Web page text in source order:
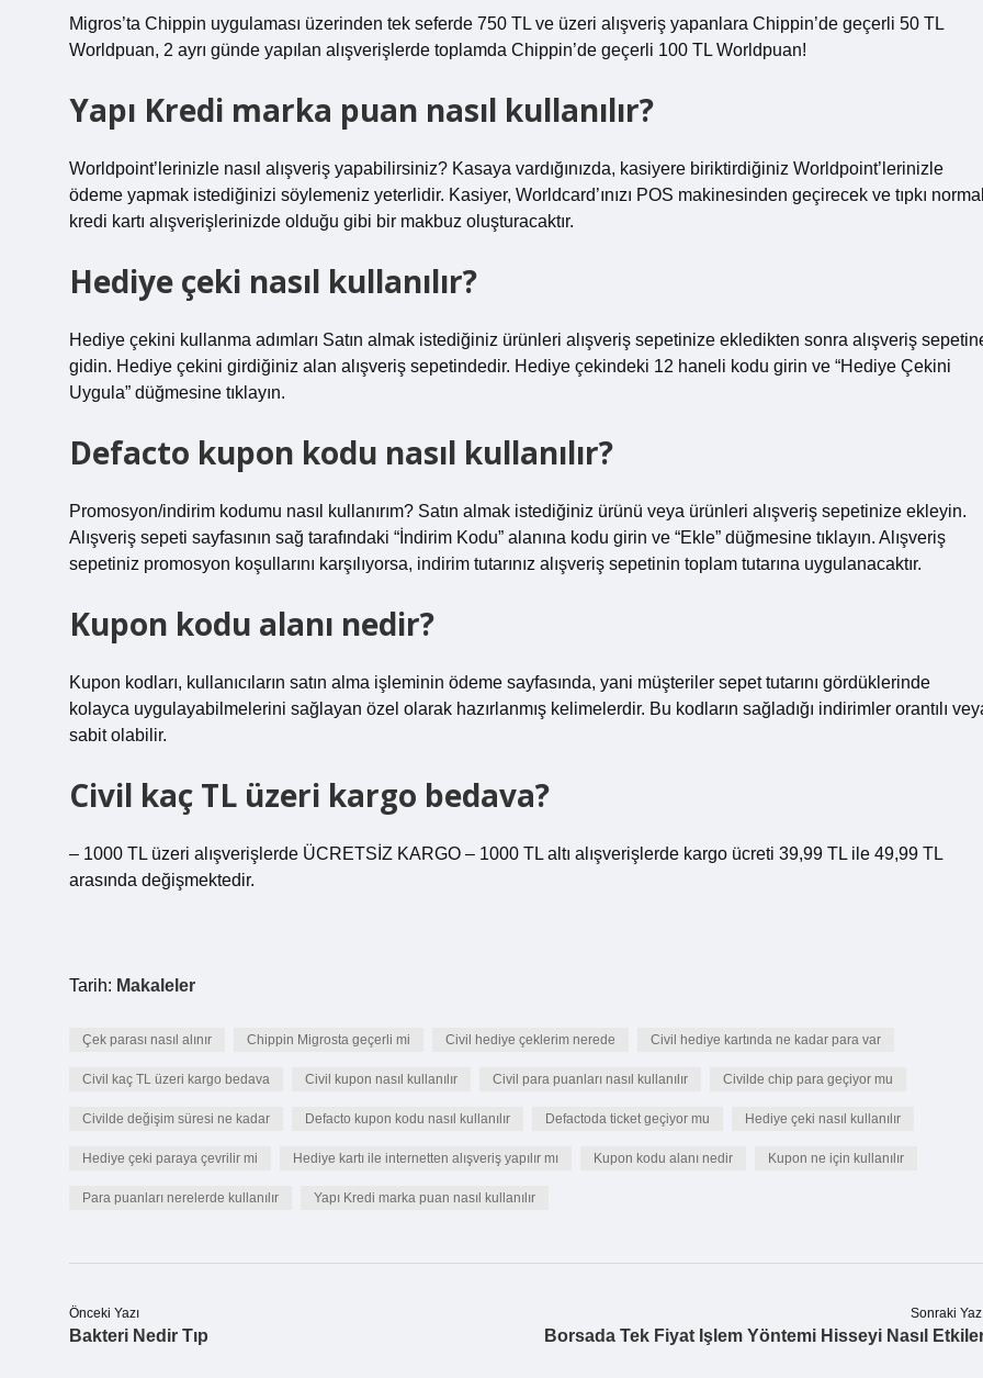
Migros’ta Chippin uygulaması üzerinden tek seferde 750 TL ve üzeri alışveriş yapanlara Chippin’de geçerli 50 TL
Worldpuan, 2 ayrı günde yapılan alışverişlerde toplamda Chippin’de geçerli 100 TL Worldpuan!
Yapı Kredi marka puan nasıl kullanılır?
Worldpoint’lerinizle nasıl alışveriş yapabilirsiniz? Kasaya vardığınızda, kasiyere biriktirdiğiniz Worldpoint’lerinizle
ödeme yapmak istediğinizi söylemeniz yeterlidir. Kasiyer, Worldcard’ınızı POS makinesinden geçirecek ve tıpkı
kredi kartı alışverişlerinizde olduğu gibi bir makbuz oluşturacaktır.
Hediye çeki nasıl kullanılır?
Hediye çekini kullanma adımları Satın almak istediğiniz ürünleri alışveriş sepetinize ekledikten sonra alışveriş
gidin. Hediye çekini girdiğiniz alan alışveriş sepetindedir. Hediye çekindeki 12 haneli kodu girin ve “Hediye Çekini
Uygula” düğmesine tıklayın.
Defacto kupon kodu nasıl kullanılır?
Promosyon/indirim kodumu nasıl kullanırım? Satın almak istediğiniz ürünü veya ürünleri alışveriş sepetinize ekleyin.
Alışveriş sepeti sayfasının sağ tarafındaki “İndirim Kodu” alanına kodu girin ve “Ekle” düğmesine tıklayın. Alışveriş
sepetiniz promosyon koşullarını karşılıyorsa, indirim tutarınız alışveriş sepetinin toplam tutarına uygulanacaktır.
Kupon kodu alanı nedir?
Kupon kodları, kullanıcıların satın alma işleminin ödeme sayfasında, yani müşteriler sepet tutarını gördüklerinde
kolayca uygulayabilmelerini sağlayan özel olarak hazırlanmış kelimelerdir. Bu kodların sağladığı indirimler orantılı
sabit olabilir.
Civil kaç TL üzeri kargo bedava?
– 1000 TL üzeri alışverişlerde ÜCRETSİZ KARGO – 1000 TL altı alışverişlerde kargo ücreti 39,99 TL ile 49,99 TL
arasında değişmektedir.
Tarih: Makaleler
Çek parası nasıl alınır Chippin Migrosta geçerli mi Civil hediye çeklerim nerede Civil hediye kartında ne kadar para var
Civil kaç TL üzeri kargo bedava Civil kupon nasıl kullanılır Civil para puanları nasıl kullanılır Civilde chip para geçiyor mu
Civilde değişim süresi ne kadar Defacto kupon kodu nasıl kullanılır Defactoda ticket geçiyor mu Hediye çeki nasıl kullanılır
Hediye çeki paraya çevrilir mi Hediye kartı ile internetten alışveriş yapılır mı Kupon kodu alanı nedir Kupon ne için kullanılır
Para puanları nerelerde kullanılır Yapı Kredi marka puan nasıl kullanılır
Önceki Yazı
Bakteri Nedir Tıp
Sonraki
Borsada Tek Fiyat Işlem Yöntemi Hisseyi Nasıl